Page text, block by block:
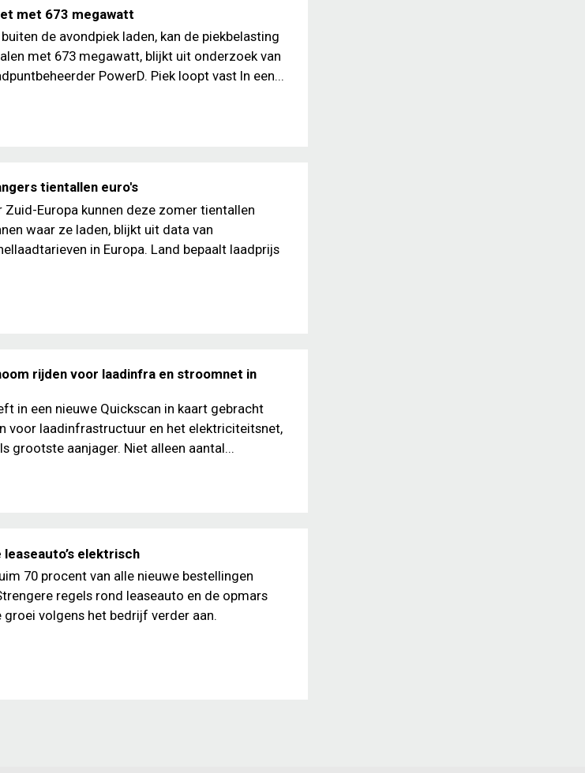
met 673 megawatt
de avondpiek laden, kan de piekbelasting
met 673 megawatt, blijkt uit onderzoek van
PowerD. Piek loopt vast In een...
tientallen euro's
Europa kunnen deze zomer tientallen
waar ze laden, blijkt uit data van
in Europa. Land bepaalt laadprijs
rijden voor laadinfra en stroomnet in
in een nieuwe Quickscan in kaart gebracht
voor laadinfrastructuur en het elektriciteitsnet,
grootste aanjager. Niet alleen aantal...
elektrisch
70 procent van alle nieuwe bestellingen
regels rond leaseauto en de opmars
volgens het bedrijf verder aan.